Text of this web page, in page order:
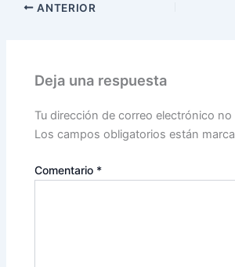
ANTERIOR
Deja una respuesta
Tu dirección de correo electrónico no
Los campos obligatorios están
Comentario *